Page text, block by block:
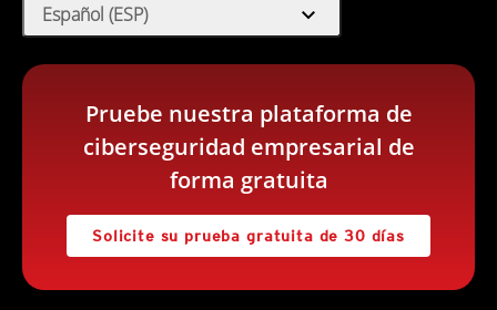
Español (ESP) expand_more
Pruebe nuestra plataforma de
ciberseguridad empresarial de
forma gratuita
Solicite su prueba gratuita de 30 días